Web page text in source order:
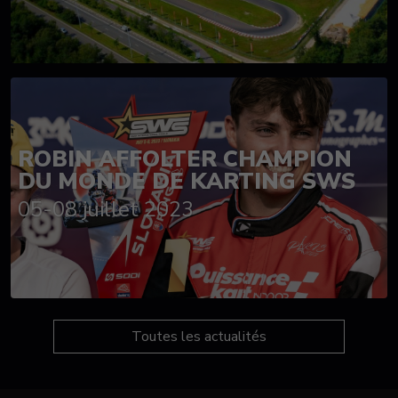
ROBIN AFFOLTER CHAMPION
DU MONDE DE KARTING SWS
05-08 juillet 2023
Toutes les actualités